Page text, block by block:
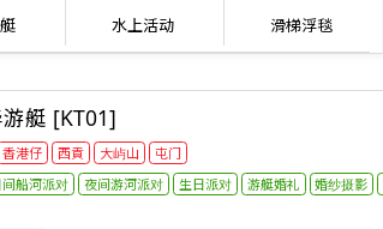
水上活动 滑梯浮毯
艇 [KT01]
香港仔 西貢 大屿山
屯门
间船河派对 夜间游河派对 生日派对 游艇婚礼 婚纱摄影